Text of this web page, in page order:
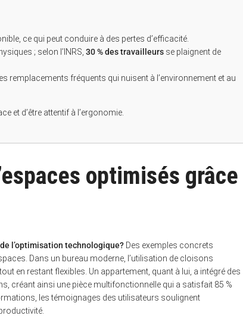
ce qui peut conduire à des pertes d’efficacité.
; selon l’INRS, 30 % des travailleurs se plaignent de
remplacements fréquents qui nuisent à l’environnement et au
et d’être attentif à l’ergonomie.
optimisés grâce
l’optimisation technologique? Des exemples concrets
Dans un bureau moderne, l’utilisation de cloisons
en restant flexibles. Un appartement, quant à lui, a intégré des
créant ainsi une pièce multifonctionnelle qui a satisfait 85 %
les témoignages des utilisateurs soulignent